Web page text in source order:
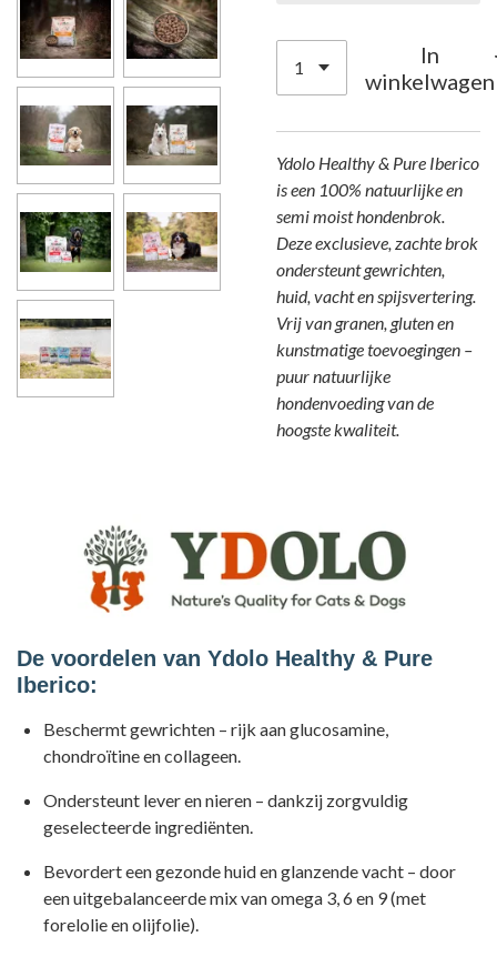
In
winkelwagen
Ydolo Healthy & Pure Iberico
is een 100% natuurlijke en
semi moist hondenbrok.
Deze exclusieve, zachte brok
ondersteunt gewrichten,
huid, vacht en spijsvertering.
Vrij van granen, gluten en
kunstmatige toevoegingen –
puur natuurlijke
hondenvoeding van de
hoogste kwaliteit.
De voordelen van Ydolo Healthy & Pure
Iberico:
Beschermt gewrichten – rijk aan glucosamine,
chondroïtine en collageen.
Ondersteunt lever en nieren – dankzij zorgvuldig
geselecteerde ingrediënten.
Bevordert een gezonde huid en glanzende vacht – door
een uitgebalanceerde mix van omega 3, 6 en 9 (met
forelolie en olijfolie).